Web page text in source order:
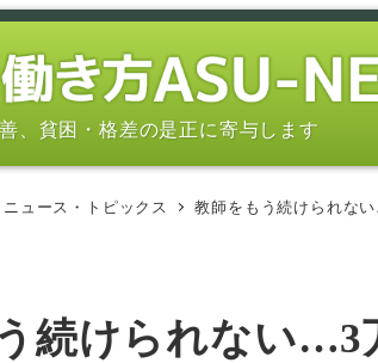
、貧困・格差の是正に寄与します
ニュース・トピックス 教師をもう続けられな
続けられない…3